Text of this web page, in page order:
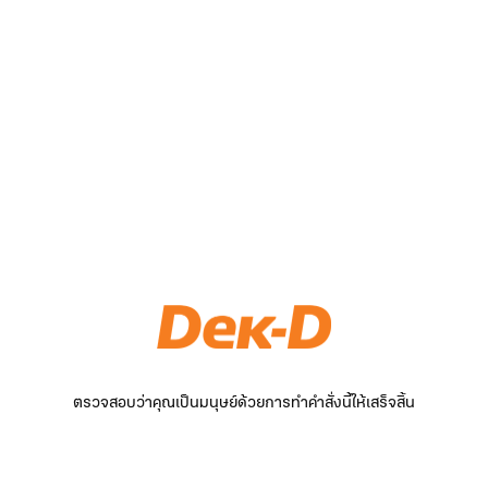
ตรวจสอบว่าคุณเป็นมนุษย์ด้วยการทำคำสั่งนี้ให้เสร็จสิ้น